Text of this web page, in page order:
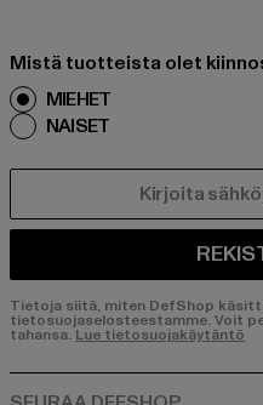
Mistä tuotteista olet
MIEHET
NAISET
Tietoja siitä, miten DefShop
tietosuojaselosteestamme. Voit
tahansa. Lue tietosuojakäytäntö